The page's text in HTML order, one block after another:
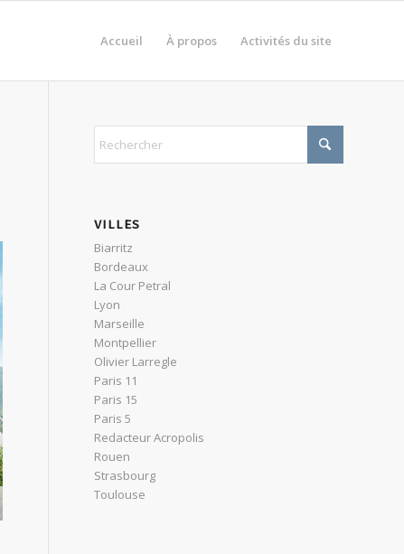
Accueil À propos Activités du site
VILLES
Biarritz
Bordeaux
La Cour Petral
Lyon
Marseille
Montpellier
Olivier Larregle
Paris 11
Paris 15
Paris 5
Redacteur Acropolis
Rouen
Strasbourg
Toulouse